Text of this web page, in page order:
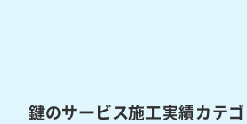
鍵のサービス施工実績カテゴ